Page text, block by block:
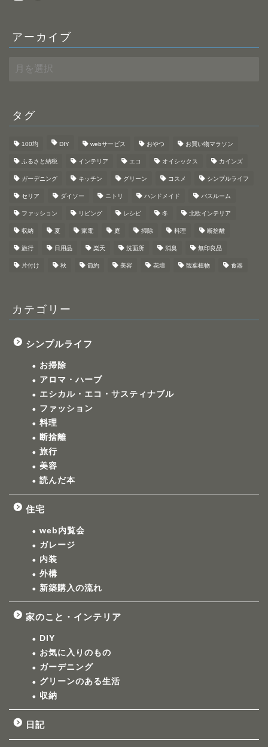
アーカイブ
ー
ブ
タグ
100均 DIY webサービス おやつ お買い物マラソン
ふるさと納税 インテリア エコ オイシックス カインズ
ガーデニング キッチン グリーン コスメ シンプルライフ
セリア ダイソー ニトリ ハンドメイド バスルーム
ファッション リビング レシピ 冬 北欧インテリア
収納 夏 家電 庭 掃除 料理 断捨離
旅行 日用品 楽天 洗面所 消臭 無印良品
片付け 秋 節約 美容 花壇 観葉植物 食器
カテゴリー
シンプルライフ
お掃除
アロマ・ハーブ
エシカル・エコ・サスティナブル
ファッション
料理
断捨離
旅行
美容
読んだ本
住宅
web内覧会
ガレージ
内装
外構
新築購入の流れ
家のこと・インテリア
DIY
お気に入りのもの
ガーデニング
グリーンのある生活
収納
日記